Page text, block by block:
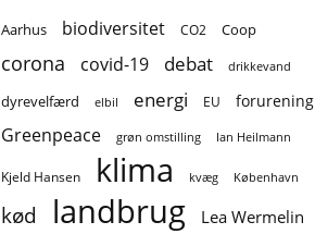
Aarhus biodiversitet CO2 Coop
corona covid-19 debat drikkevand
dyrevelfærd elbil energi EU forurening
Greenpeace grøn omstilling Ian Heilmann
Kjeld Hansen klima kvæg København
kød landbrug Lea Wermelin